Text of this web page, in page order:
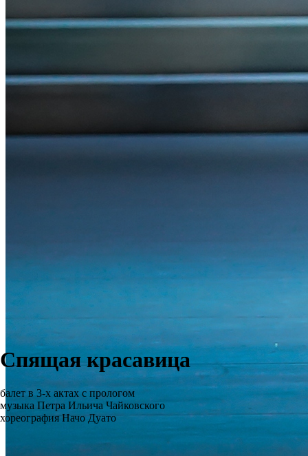
Спящая красавица
балет в 3-х актах с прологом
музыка Петра Ильича Чайковского
хореография Начо Дуато